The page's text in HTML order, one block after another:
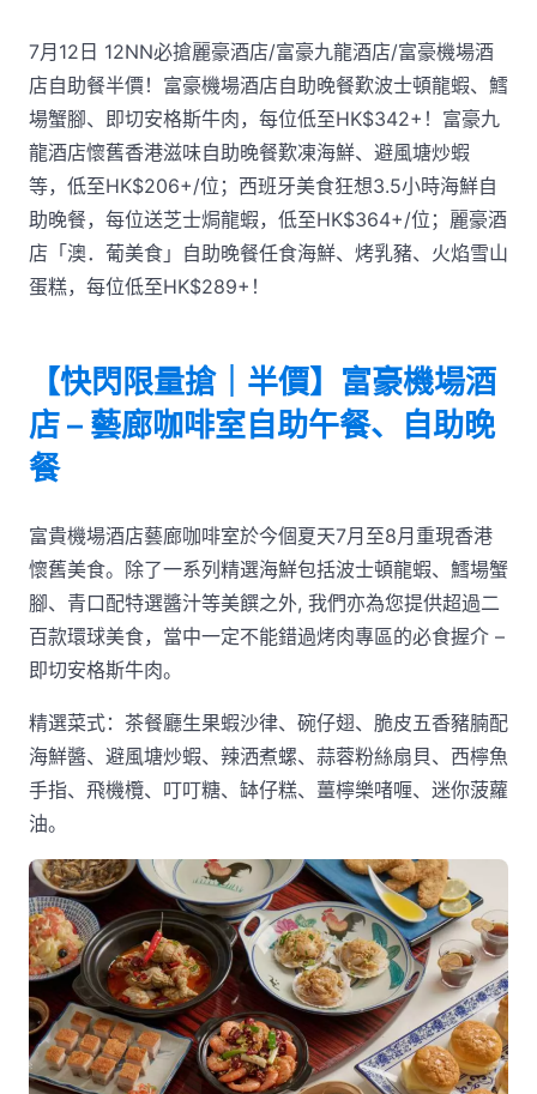
7月12日 12NN必搶麗豪酒店/富豪九龍酒店/富豪機場酒
店自助餐半價！富豪機場酒店自助晚餐歎波士頓龍蝦、鱈
場蟹腳、即切安格斯牛肉，每位低至HK$342+！富豪九
龍酒店懷舊香港滋味自助晚餐歎凍海鮮、避風塘炒蝦
等，低至HK$206+/位；西班牙美食狂想3.5小時海鮮自
助晚餐，每位送芝士焗龍蝦，低至HK$364+/位；麗豪酒
店「澳．葡美食」自助晚餐任食海鮮、烤乳豬、火焰雪山
蛋糕，每位低至HK$289+！
【快閃限量搶｜半價】富豪機場酒
店 – 藝廊咖啡室自助午餐、自助晚
餐
富貴機場酒店藝廊咖啡室於今個夏天7月至8月重現香港
懷舊美食。除了一系列精選海鮮包括波士頓龍蝦、鱈場蟹
腳、青口配特選醬汁等美饌之外, 我們亦為您提供超過二
百款環球美食，當中一定不能錯過烤肉專區的必食握介 –
即切安格斯牛肉。
精選菜式：茶餐廳生果蝦沙律、碗仔翅、脆皮五香豬腩配
海鮮醬、避風塘炒蝦、辣洒煮螺、蒜蓉粉絲扇貝、西檸魚
手指、飛機欖、叮叮糖、缽仔糕、薑檸樂啫喱、迷你菠蘿
油。